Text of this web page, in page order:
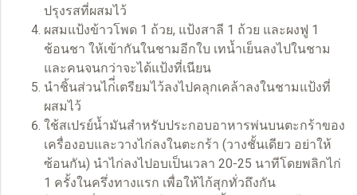
ปรุงรสที่ผสมไว้
ผสมแป้งข้าวโพด 1 ถ้วย, แป้งสาลี 1 ถ้วย และผงฟู 1
ช้อนชา ให้เข้ากันในชามอีกใบ เทน้ำเย็นลงไปในชาม
และคนจนกว่าจะได้แป้งที่เนียน
นำชิ้นส่วนไก่ี่เตรียมไว้ลงไปคลุกเคล้าลงในชามแป้งที่
ผสมไว้
ใช้สเปรย์น้ำมันสำหรับประกอบอาหารพ่นบนตะกร้าของ
เครื่องอบและวางไก่ลงในตะกร้า (วางชั้นเดียว อย่าให้
ซ้อนกัน) นำไก่ลงไปอบเป็นเวลา 20-25 นาทีโดยพลิกไก่
1 ครั้งในครึ่งทางแรก เพื่อให้ไก้สุกทั่วถึงกัน